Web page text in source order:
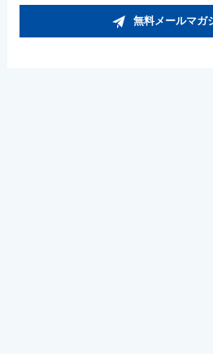
無料メールマガ